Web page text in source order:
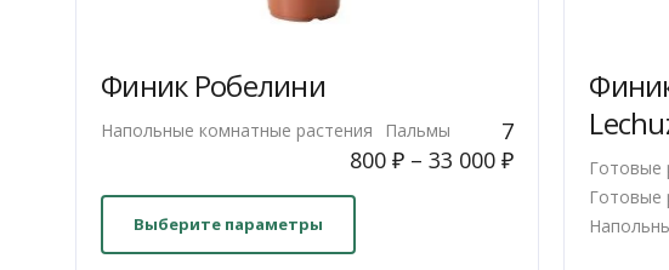
Финик Робелини
Напольные комнатные растения Пальмы
7
800₽ –33 000₽
Выберите параметры
Готовые
Готовые